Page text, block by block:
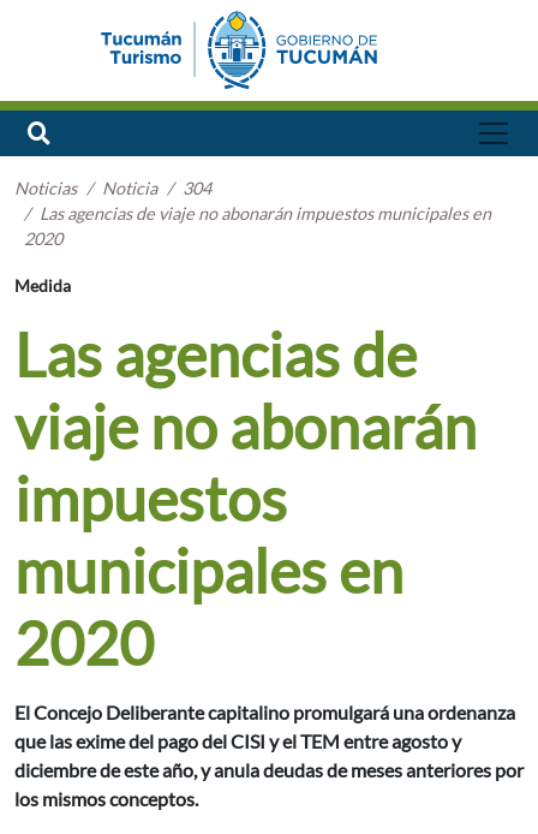
Noticias Noticia
304
Las agencias de viaje no abonarán impuestos municipales en
2020
Medida
Las agencias de
viaje no abonarán
impuestos
municipales en
2020
El Concejo Deliberante capitalino promulgará una ordenanza
que las exime del pago del CISI y el TEM entre agosto y
diciembre de este año, y anula deudas de meses anteriores por
los mismos conceptos.